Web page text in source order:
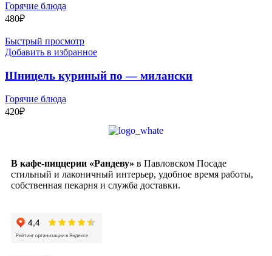
Горячие блюда
480₽
Быстрый просмотр
Добавить в избранное
Шницель куриный по — милански
Горячие блюда
420₽
В кафе-пиццерии «Рандеву» в Павловском Посаде
стильный и лаконичный интерьер, удобное время работы,
собственная пекарня и служба доставки.